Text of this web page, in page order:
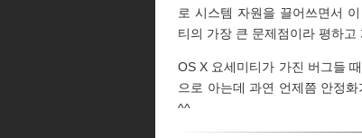
로 시스템 자원을 끌어쓰면서
티의 가장 큰 문제점이라 평하고
OS X 요세미티가 가진 버그들
으로 아는데 과연 언제쯤 안정
^^